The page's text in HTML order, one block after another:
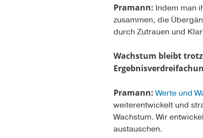
Pramann: Indem man
zusammen, die
durch Zutrauen und
Wachstum bleibt
Pramann:Werte und
weiterentwickelt und
Wachstum. Wir
austauschen.